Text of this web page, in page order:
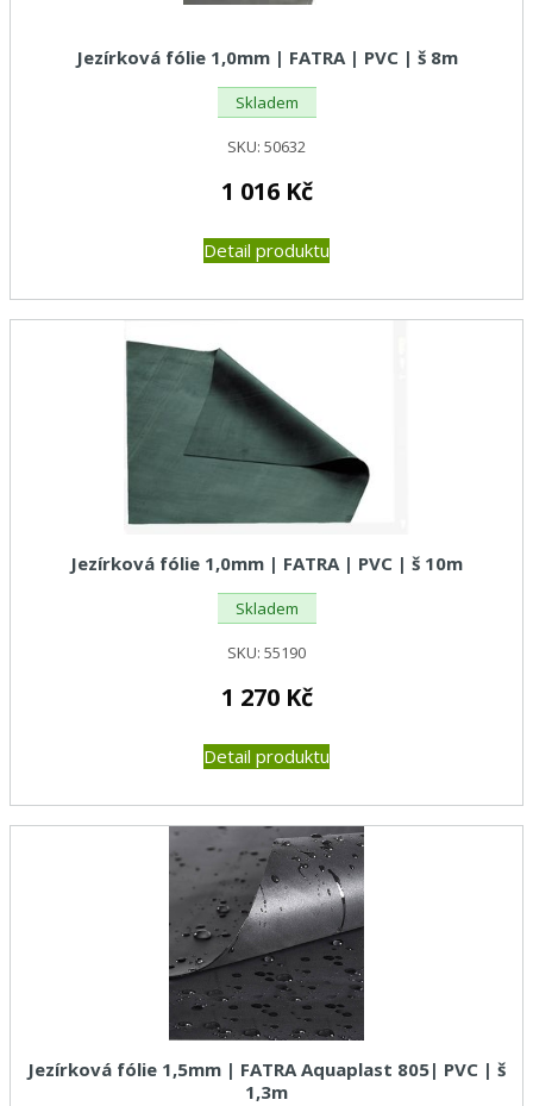
Jezírková fólie 1,0mm | FATRA | PVC | š 8m
Skladem
SKU: 50632
1 016 Kč
Detail produktu
Jezírková fólie 1,0mm | FATRA | PVC | š 10m
Skladem
SKU: 55190
1 270 Kč
Detail produktu
Jezírková fólie 1,5mm | FATRA Aquaplast 805| PVC | š
1,3m